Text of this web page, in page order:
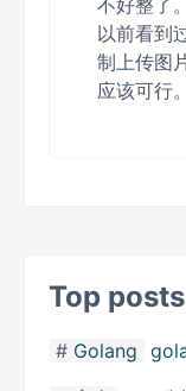
不好整了。
以前看到
制上传图
应该可行。
Top posts
Golang